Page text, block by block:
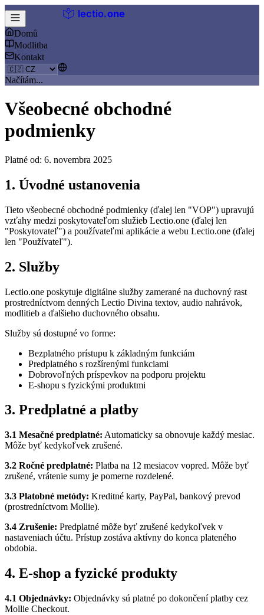
lectio.one
Domů
Modlitba
Kontakt
Načítám...
Všeobecné obchodné
podmienky
Platné od: 6. novembra 2025
1. Úvodné ustanovenia
Tieto všeobecné obchodné podmienky (ďalej len "VOP") upravujú
vzťahy medzi poskytovateľom služieb Lectio.one (ďalej len
"Poskytovateľ") a používateľmi aplikácie a webu Lectio.one (ďalej
len "Používateľ").
2. Služby
Lectio.one poskytuje digitálne služby zamerané na duchovný rast
prostredníctvom denných Lectio Divina textov, audio nahrávok,
modlitieb a ďalšieho duchovného obsahu.
Služby sú dostupné vo forme:
Bezplatného prístupu k základným funkciám
Predplatného s rozšírenými funkciami
Dobrovoľných príspevkov na podporu projektu
E-shopu s fyzickými produktmi
3. Predplatné a platby
3.1 Mesačné predplatné: Automaticky sa obnovuje každý mesiac.
Môže byť kedykoľvek zrušené.
3.2 Ročné predplatné: Platba na 12 mesiacov vopred. Môže byť
zrušené, vrátenie sumy je pomerne rozdelené.
3.3 Platobné metódy: Kreditné karty, PayPal, bankový prevod
(prostredníctvom Mollie).
3.4 Zrušenie: Predplatné môže byť zrušené kedykoľvek v
nastaveniach účtu. Prístup zostáva aktívny do konca plateného
obdobia.
4. E-shop a fyzické produkty
4.1 Objednávky: Objednávky sú platné po dokončení platby cez
Mollie Checkout.